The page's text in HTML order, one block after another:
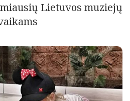
Lietuvos muziejų